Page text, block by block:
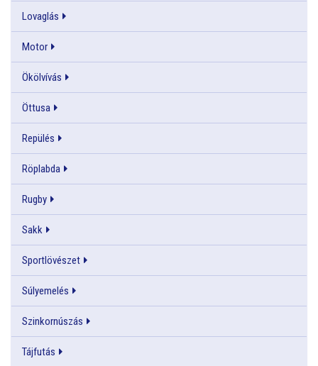
Lovaglás
Motor
Ökölvívás
Öttusa
Repülés
Röplabda
Rugby
Sakk
Sportlövészet
Súlyemelés
Szinkornúszás
Tájfutás